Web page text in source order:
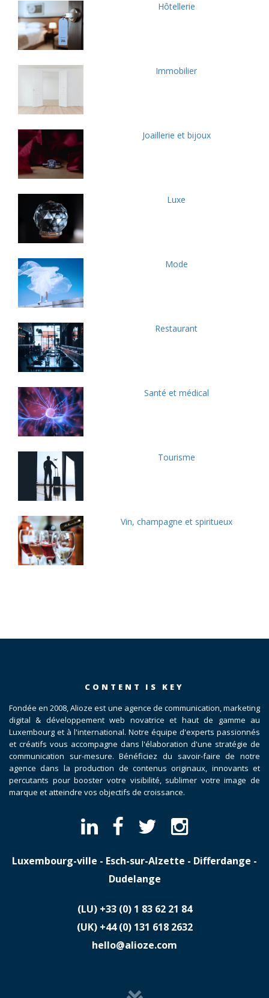
Hôtellerie
Immobilier
Joaillerie et bijoux
Luxe
Mode
Restaurant
Santé et médical
Tourisme
Vin, champagne et spiritueux
CONTENT IS KEY
Fondée en 2008, Alioze est une agence de communication, marketing
digital & développement web novatrice et haut de gamme au
Luxembourg et à l'international. Notre équipe d'experts passionnés
et créatifs vous accompagne dans l'élaboration d'une stratégie de
communication sur-mesure. Bénéficiez du savoir-faire de notre
agence dans la production de contenus originaux, innovants et
percutants pour booster votre visibilité, sublimer votre image de
marque et atteindre vos objectifs de croissance.
Luxembourg-ville - Esch-sur-Alzette - Differdange -
Dudelange
(LU) ​+33 (0) 1 83 62 21 84
(UK) ​+44 (0) 131 618 2632
hello@alioze.com